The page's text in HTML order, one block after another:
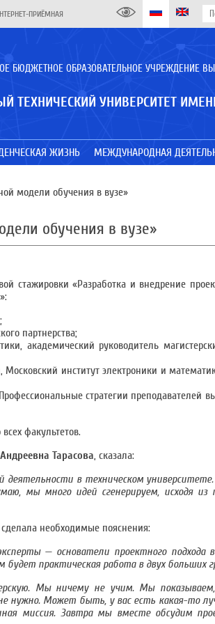
ПРИЁМНАЯ
БЮДЖЕТНОЕ ОБРАЗОВАТЕЛЬНОЕ УЧРЕЖДЕНИЕ
ТЕХНИЧЕСКИЙ УНИВЕРСИТЕТ
ЖИЗНЬ МЕЖДУНАРОДНАЯ
модели обучения в вузе»
обучения в вузе»
стажировки «Разработка и внедрение
партнерства;
академический руководитель
институт электроники и
стратегии преподавателей
факультетов.
Тарасова, сказала:
в техническом
мы много идей сгенерируем, исходя
необходимые пояснения:
— основатели проектного подхода
практическая работа в двух больших
Мы ничему не учим. Мы
нужно. Может быть, у вас есть какая-то
миссия. Завтра мы вместе обсудим